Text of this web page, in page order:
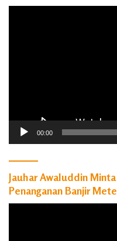
00:00
Jauhar Awaluddin
Penanganan Banjir